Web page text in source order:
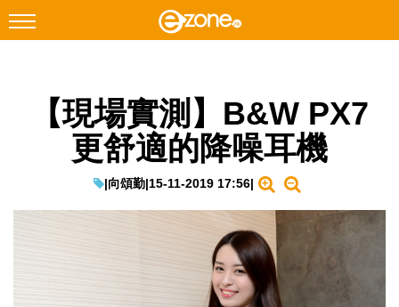
Facebook Instagram
遊戲動漫
教學評測
EduTech
【現場實測】B&W PX7
更舒適的降噪耳機
|向頌勤|15-11-2019 17:56|